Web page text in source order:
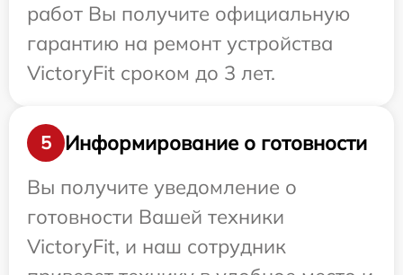
работ Вы получите официальную
гарантию на ремонт устройства
VictoryFit сроком до 3 лет.
5
Информирование о готовности
Вы получите уведомление о
готовности Вашей техники
VictoryFit, и наш сотрудник